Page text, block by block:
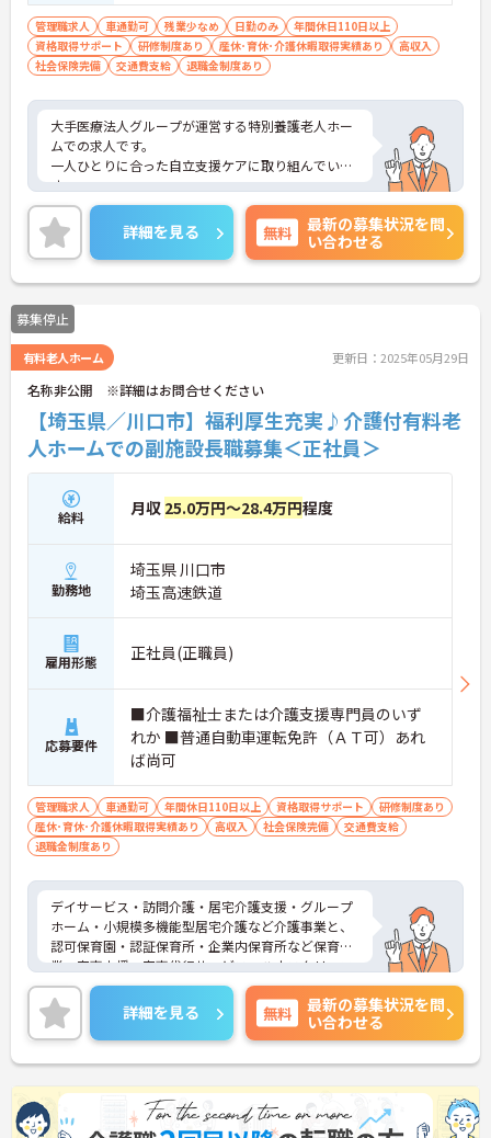
管理職求人 車通勤可 残業少なめ 日勤のみ
年間休日110日以上
資格取得サポート
研修制度あり 産休･育休･介護休暇取得実績あり
高収入
社会保険完備
交通費支給 退職金制度あり
大手医療法人グループが運営する特別養護老人ホー
ムでの求人です。
一人ひとりに合った自立支援ケアに取り組んでいま
す。
母体の安定感からお休みを取得しやすく、有給休暇
の消化率も高いのでプライベートの時間も大切にし
て頂きながら業務にあたることができます。ご興味
のある方はお気軽にお問い合わせ下さいませ。
詳細を見る 無料
最新の募集状況を問
い合わせる
募集停止
有料老人ホーム 更新日：2025年05月29日
名称非公開 ※詳細はお問合せください
【埼玉県／川口市】福利厚生充実♪介護付有料老
人ホームでの副施設長職募集＜正社員＞
給料 月収 25.0万円～28.4万円程度
勤務地
埼玉県 川口市
埼玉高速鉄道
雇用形態 正社員(正職員)
応募要件
■介護福祉士または介護支援専門員のいず
れか ■普通自動車運転免許（ＡＴ可）あれ
ば尚可
管理職求人 車通勤可 年間休日110日以上 資格取得サポート
研修制度あり
産休･育休･介護休暇取得実績あり
高収入 社会保険完備
交通費支給
退職金制度あり
デイサービス・訪問介護・居宅介護支援・グループ
ホーム・小規模多機能型居宅介護など介護事業と、
認可保育園・認証保育所・企業内保育所など保育事
業、家事支援・家事代行サービス、ハウスクリーニ
ングサービスなど、さまざまな世代の「人」を支え
る事業を展開しております。
福利厚生も充実しておりますので、長く安心してご
就業いただけます。ご興味のある方は是非お気軽に
お問い合わせください。
詳細を見る 無料
最新の募集状況を問
い合わせる